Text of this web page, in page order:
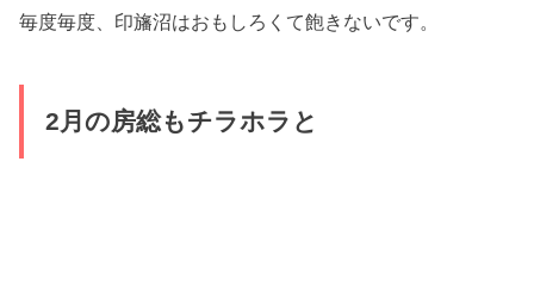
毎度毎度、印旛沼はおもしろくて飽きないです。
2月の房総もチラホラと